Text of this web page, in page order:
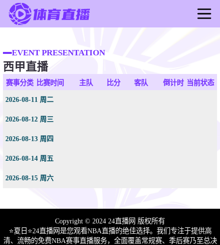
足球直播
篮球直播
足球录像
篮球新闻
EVENT PRESENTATION
西甲直播
赛事分类 比赛时间 主队 比分 客队 倒计时 当前状态
2026-08-11 周二
2026-08-12 周三
2026-08-13 周四
2026-08-14 周五
2026-08-15 周六
Copyright © 2024 24直播网 版权所有
⭐️夏日⭐24直播网是您观看NBA直播的绝佳选择。我们专注于提供高
清、流畅的免费NBA赛事直播服务，全面覆盖常规赛、季后赛乃至总决